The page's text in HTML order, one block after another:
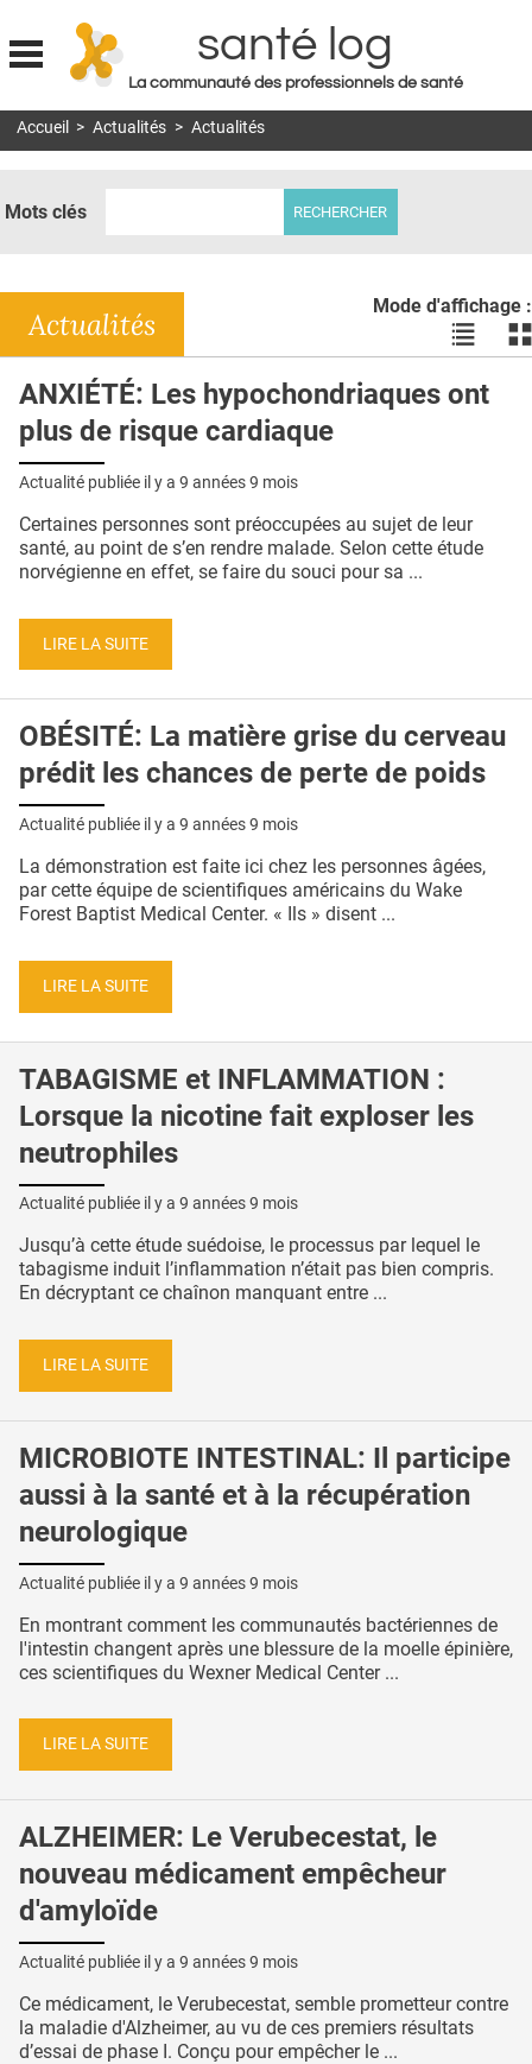
Jump to navigation
santé log
La communauté des professionnels de santé
MON COMPTE
DOSSIERS
RÉSEAUX
E-REVUE SAD
THÉMA
QUI SOMMES-NOUS ?
CONDITIONS GÉNÉRALES
CRÉDITS
Accueil > Actualités > Actualités
Mots clés
Mode d'affichage :
Voir
les
en
les
Actualités
ANXIÉTÉ: Les hypochondriaques ont
plus de risque cardiaque
Actualité publiée il y a 9 années 9 mois
Certaines personnes sont préoccupées au sujet de leur
santé, au point de s’en rendre malade. Selon cette étude
norvégienne en effet, se faire du souci pour sa ...
LIRE LA SUITE
OBÉSITÉ: La matière grise du cerveau
prédit les chances de perte de poids
Actualité publiée il y a 9 années 9 mois
La démonstration est faite ici chez les personnes âgées,
par cette équipe de scientifiques américains du Wake
Forest Baptist Medical Center. « Ils » disent ...
LIRE LA SUITE
TABAGISME et INFLAMMATION :
Lorsque la nicotine fait exploser les
neutrophiles
Actualité publiée il y a 9 années 9 mois
Jusqu’à cette étude suédoise, le processus par lequel le
tabagisme induit l’inflammation n’était pas bien compris.
En décryptant ce chaînon manquant entre ...
LIRE LA SUITE
MICROBIOTE INTESTINAL: Il participe
aussi à la santé et à la récupération
neurologique
Actualité publiée il y a 9 années 9 mois
En montrant comment les communautés bactériennes de
l'intestin changent après une blessure de la moelle épinière,
ces scientifiques du Wexner Medical Center ...
LIRE LA SUITE
ALZHEIMER: Le Verubecestat, le
nouveau médicament empêcheur
d'amyloïde
Actualité publiée il y a 9 années 9 mois
Ce médicament, le Verubecestat, semble prometteur contre
la maladie d'Alzheimer, au vu de ces premiers résultats
d’essai de phase I. Conçu pour empêcher le ...